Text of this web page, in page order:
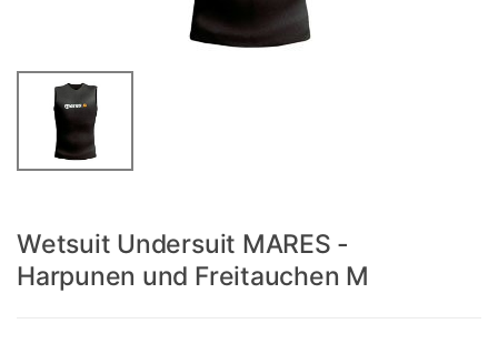
Wetsuit Undersuit MARES -
Harpunen und Freitauchen M